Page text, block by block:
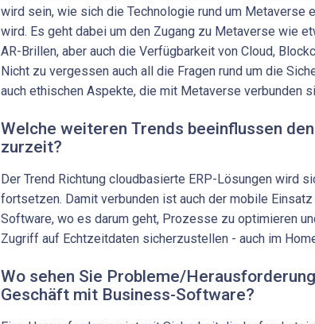
wird sein, wie sich die Technologie rund um Metaverse
wird. Es geht dabei um den Zugang zu Metaverse wie
AR-Brillen, aber auch die Verfügbarkeit von Cloud,
Nicht zu vergessen auch all die Fragen rund um die
auch ethischen Aspekte, die mit Metaverse verbunden
Welche weiteren Trends beeinflussen
zurzeit?
Der Trend Richtung cloudbasierte ERP-Lösungen wird
fortsetzen. Damit verbunden ist auch der mobile Einsatz
Software, wo es darum geht, Prozesse zu optimieren
Zugriff auf Echtzeitdaten sicherzustellen - auch im
Wo sehen Sie Probleme/
Geschäft mit Business-Software?